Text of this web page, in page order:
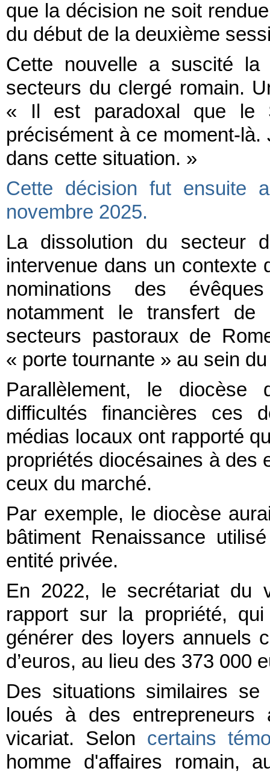
que la décision ne soit
du début de la deuxième
Cette nouvelle a suscité
secteurs du clergé romain.
« Il est paradoxal que le
précisément à ce moment-
dans cette situation. »
Cette décision fut ensuite
novembre 2025.
La dissolution du secteur
intervenue dans un contexte
nominations des
notamment le transfert
secteurs pastoraux de
« porte tournante » au sein
Parallèlement, le diocèse
difficultés financières ces
médias locaux ont rapporté
propriétés diocésaines à des
ceux du marché.
Par exemple, le diocèse
bâtiment Renaissance
entité privée.
En 2022, le secrétariat du
rapport sur la propriété,
générer des loyers annuels
d’euros, au lieu des 373 000
Des situations similaires
loués à des
vicariat. Selon certains
homme d'affaires romain,